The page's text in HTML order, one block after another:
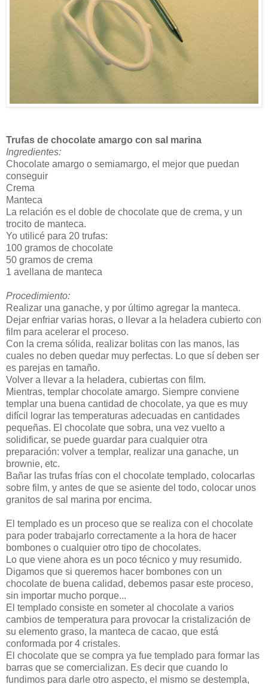
Trufas de chocolate amargo con sal marina
Ingredientes:
Chocolate amargo o semiamargo, el mejor que puedan
conseguir
Crema
Manteca
La relación es el doble de chocolate que de crema, y un
trocito de manteca.
Yo utilicé para 20 trufas:
100 gramos de chocolate
50 gramos de crema
1 avellana de manteca
Procedimiento:
Realizar una ganache, y por último agregar la manteca.
Dejar enfriar varias horas, o llevar a la heladera cubierto con
film para acelerar el proceso.
Con la crema sólida, realizar bolitas con las manos, las
cuales no deben quedar muy perfectas. Lo que sí deben ser
es parejas en tamaño.
Volver a llevar a la heladera, cubiertas con film.
Mientras, templar chocolate amargo. Siempre conviene
templar una buena cantidad de chocolate, ya que es muy
difícil lograr las temperaturas adecuadas en cantidades
pequeñas. El chocolate que sobra, una vez vuelto a
solidificar, se puede guardar para cualquier otra
preparación: volver a templar, realizar una ganache, un
brownie, etc.
Bañar las trufas frías con el chocolate templado, colocarlas
sobre film, y antes de que se asiente del todo, colocar unos
granitos de sal marina por encima.
El templado es un proceso que se realiza con el chocolate
para poder trabajarlo correctamente a la hora de hacer
bombones o cualquier otro tipo de chocolates.
Lo que viene ahora es un poco técnico y muy resumido.
Digamos que si queremos hacer bombones con un
chocolate de buena calidad, debemos pasar este proceso,
sin importar mucho porque...
El templado consiste en someter al chocolate a varios
cambios de temperatura para provocar la cristalización de
su elemento graso, la manteca de cacao, que está
conformada por 4 cristales.
El chocolate que se compra ya fue templado para formar las
barras que se comercializan. Es decir que cuando lo
fundimos para darle otro aspecto, el mismo se destempla,